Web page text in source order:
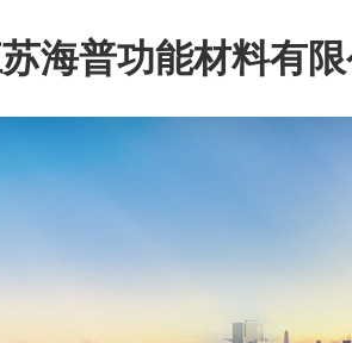
海普功能材料有